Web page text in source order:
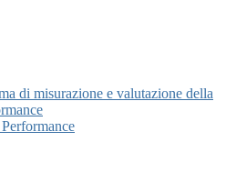
di misurazione e valutazione della